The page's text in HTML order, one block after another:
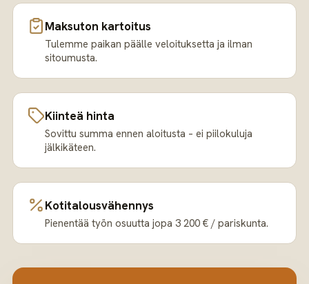
Maksuton kartoitus
Tulemme paikan päälle veloituksetta ja ilman
sitoumusta.
Kiinteä hinta
Sovittu summa ennen aloitusta – ei piilokuluja
jälkikäteen.
Kotitalousvähennys
Pienentää työn osuutta jopa 3 200 € / pariskunta.